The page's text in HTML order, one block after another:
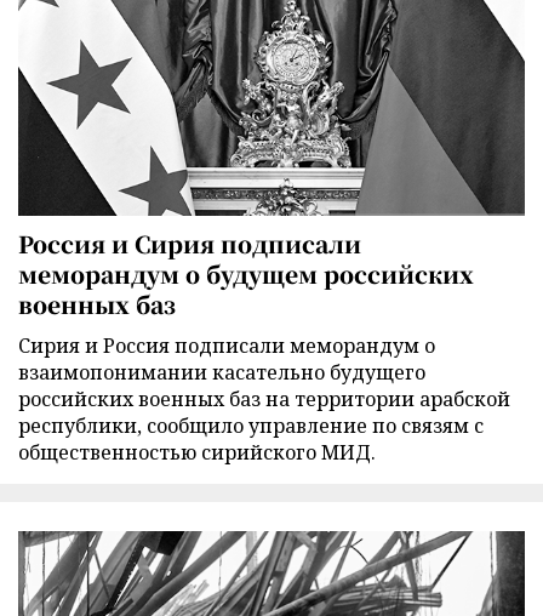
Россия и Сирия подписали
меморандум о будущем российских
военных баз
Сирия и Россия подписали меморандум о
взаимопонимании касательно будущего
российских военных баз на территории арабской
республики, сообщило управление по связям с
общественностью сирийского МИД.